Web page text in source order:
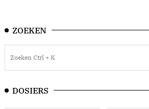
ZOEKEN
DOSIERS